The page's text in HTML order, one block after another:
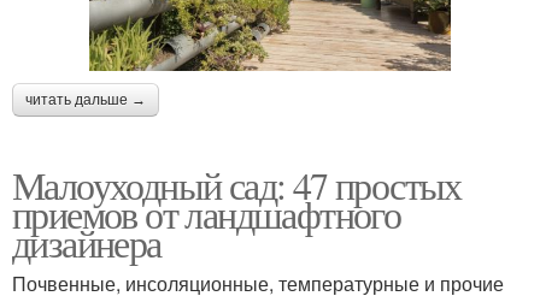
читать дальше →
Малоуходный сад: 47 простых
приемов от ландшафтного
дизайнера
Почвенные, инсоляционные, температурные и прочие